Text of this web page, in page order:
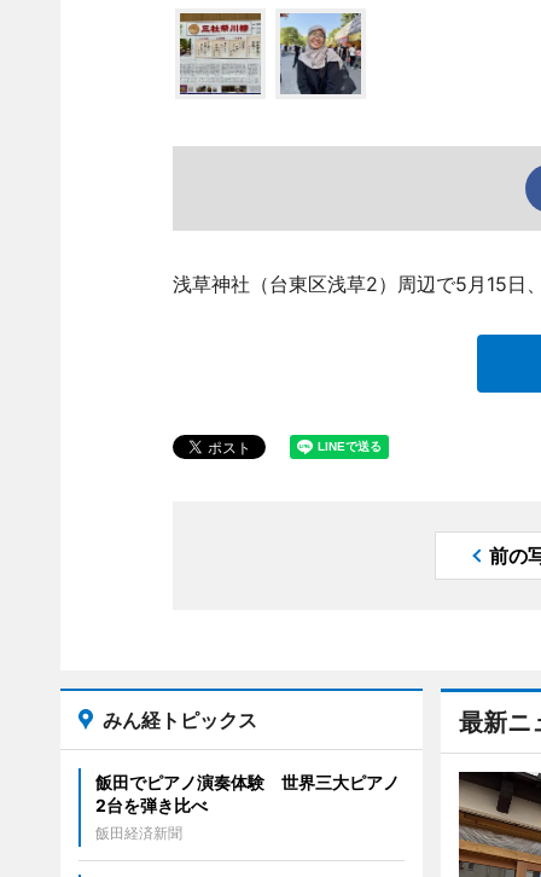
浅草神社（台東区浅草2）周辺で5月15日
前の
最新ニ
みん経トピックス
飯田でピアノ演奏体験 世界三大ピアノ
2台を弾き比べ
飯田経済新聞